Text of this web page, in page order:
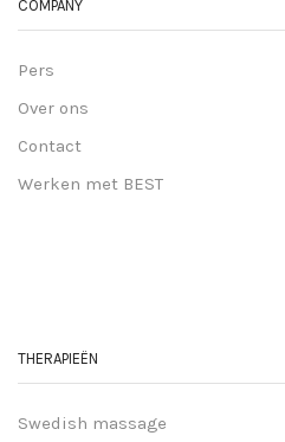
COMPANY
Pers
Over ons
Contact
Werken met BEST
THERAPIEËN
Swedish massage